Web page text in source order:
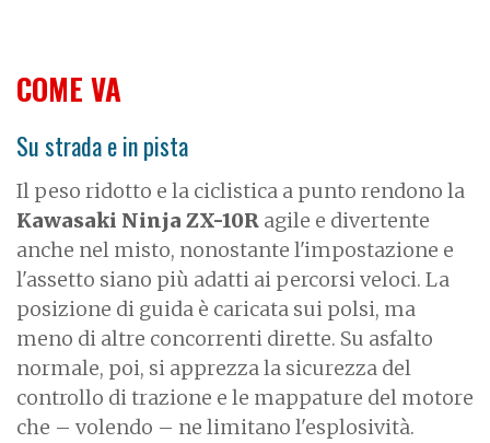
COME VA
Su strada e in pista
Il peso ridotto e la ciclistica a punto rendono la
Kawasaki Ninja ZX-10R agile e divertente
anche nel misto, nonostante l'impostazione e
l'assetto siano più adatti ai percorsi veloci. La
posizione di guida è caricata sui polsi, ma
meno di altre concorrenti dirette. Su asfalto
normale, poi, si apprezza la sicurezza del
controllo di trazione e le mappature del motore
che – volendo – ne limitano l'esplosività.